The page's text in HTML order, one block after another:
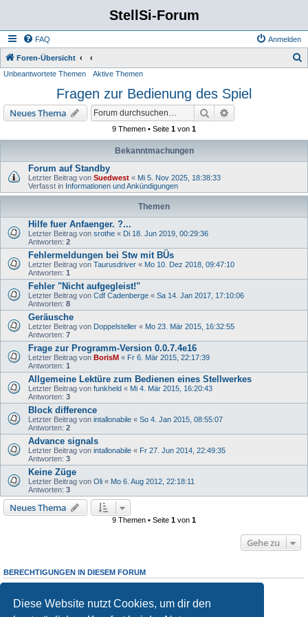
Diese Website nutzt Cookies, um dir den
StellSi-Forum
FAQ Anmelden
Foren-Übersicht
Unbeantwortete Themen Aktive Themen
Fragen zur Bedienung des Spiel
Neues Thema Suche
9 Themen • Seite 1 von 1
Bekanntmachungen
Forum auf Standby
Letzter Beitrag von Suedwest « Mi 5. Nov 2025, 18:38:33
Verfasst in Informationen und Ankündigungen
Themen
Hilfe fuer Anfaenger. ?...
Letzter Beitrag von srothe « Di 18. Jun 2019, 00:29:36
Antworten: 2
Fehlermeldungen bei Stw mit BÜs
Letzter Beitrag von Taurusdriver « Mo 10. Dez 2018, 09:47:10
Antworten: 1
Fehler "Nicht aufgegleist!"
Letzter Beitrag von Cdf Cadenberge « Sa 14. Jan 2017, 17:10:06
Antworten: 8
Geräusche
Letzter Beitrag von Doppelsteller « Mo 23. Mär 2015, 16:32:55
Antworten: 7
Frage zur Programm-Version 0.0.7.4e16
Letzter Beitrag von BorisM « Fr 6. Mär 2015, 22:17:39
Antworten: 1
Allgemeine Lektüre zum Bedienen eines Stellwerkes
Letzter Beitrag von funkheld « Mi 4. Mär 2015, 16:20:43
Antworten: 3
Block difference
Letzter Beitrag von intallonabile « So 4. Jan 2015, 08:55:07
Antworten: 2
Advance signals
Letzter Beitrag von intallonabile « Fr 27. Jun 2014, 22:49:35
Antworten: 3
Keine Züge
Letzter Beitrag von Oli « Mo 6. Aug 2012, 22:18:11
Antworten: 3
Neues Thema
9 Themen • Seite 1 von 1
Gehe zu
BERECHTIGUNGEN IN DIESEM FORUM
Du darfstkeineneuen Themen in diesem Forum erstellen.
Du darfst deine Beiträge in diesem Forumnichtändern.
Du darfst deine Beiträge in diesem Forum
nicht löschen.